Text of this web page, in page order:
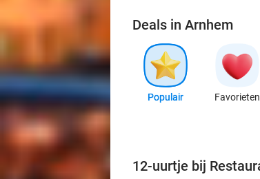
Deals in Arnhem
Populair Favorieten
12-uurtje bij